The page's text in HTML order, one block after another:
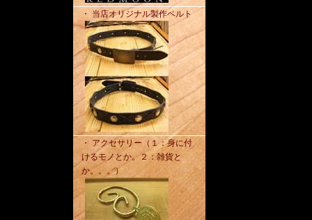
・ 当店オリジナル製作ベルト
・ アクセサリー（１：身に付
けるモノとか。２：雑貨と
か。。。）